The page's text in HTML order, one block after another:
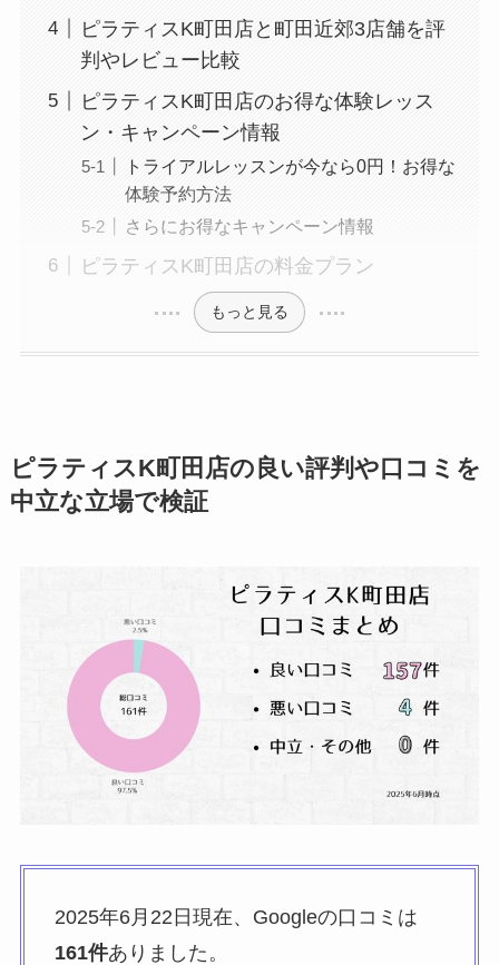
ピラティスK町田店と町田近郊3店舗を評
判やレビュー比較
ピラティスK町田店のお得な体験レッス
ン・キャンペーン情報
トライアルレッスンが今なら0円！お得な
体験予約方法
さらにお得なキャンペーン情報
ピラティスK町田店の料金プラン
もっと見る
ピラティスK町田店の良い評判や口コミを
中立な立場で検証
2025年6月22日現在、Googleの口コミは
161件ありました。